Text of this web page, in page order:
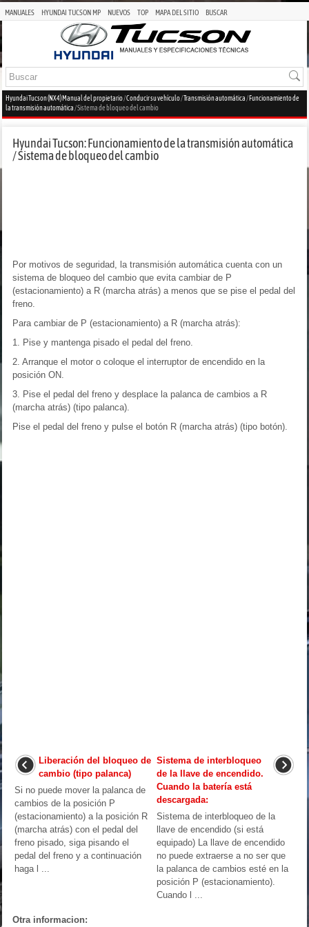
MANUALES HYUNDAI TUCSON MP NUEVOS TOP MAPA DEL SITIO BUSCAR
Hyundai Tucson (NX4) Manual del propietario/Conducir su vehículo/Transmisión automática/Funcionamiento de
la transmisión automática/ Sistema de bloqueo del cambio
Hyundai Tucson: Funcionamiento de la transmisión automática
/ Sistema de bloqueo del cambio
Por motivos de seguridad, la transmisión automática cuenta con un
sistema de bloqueo del cambio que evita cambiar de P
(estacionamiento) a R (marcha atrás) a menos que se pise el pedal del
freno.
Para cambiar de P (estacionamiento) a R (marcha atrás):
1. Pise y mantenga pisado el pedal del freno.
2. Arranque el motor o coloque el interruptor de encendido en la
posición ON.
3. Pise el pedal del freno y desplace la palanca de cambios a R
(marcha atrás) (tipo palanca).
Pise el pedal del freno y pulse el botón R (marcha atrás) (tipo botón).
Liberación del bloqueo de
cambio (tipo palanca)
Si no puede mover la palanca de
cambios de la posición P
(estacionamiento) a la posición R
(marcha atrás) con el pedal del
freno pisado, siga pisando el
pedal del freno y a continuación
haga l ...
Sistema de interbloqueo
de la llave de encendido.
Cuando la batería está
descargada:
Sistema de interbloqueo de la
llave de encendido (si está
equipado) La llave de encendido
no puede extraerse a no ser que
la palanca de cambios esté en la
posición P (estacionamiento).
Cuando l ...
Otra informacion: